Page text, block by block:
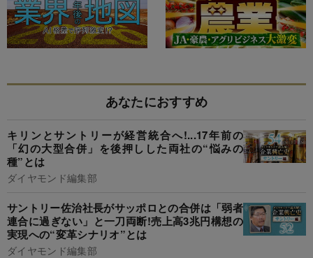
あなたにおすすめ
キリンとサントリーが経営統合へ!...17年前の
「幻の大型合併」を後押しした両社の“悩みの
種”とは
ダイヤモンド編集部
サントリー佐治社長がサッポロとの合併は「弱者
連合に過ぎない」と一刀両断!売上高3兆円構想の
実現への“変革シナリオ”とは
ダイヤモンド編集部